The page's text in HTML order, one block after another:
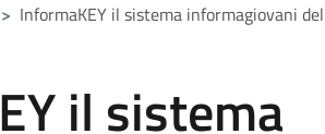
> InformaKEY il sistema informagiovani
il sistema